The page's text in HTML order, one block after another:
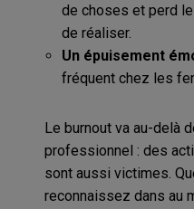
de choses et perd
de réaliser.
Un épuisement
fréquent chez les
Le burnout va au-delà
professionnel : des
sont aussi victimes.
reconnaissez dans au